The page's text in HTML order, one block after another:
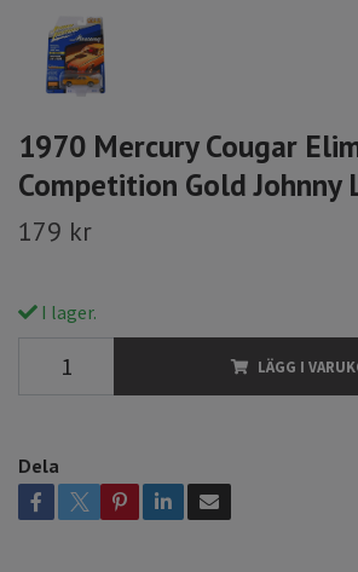
1970 Mercury Cougar
Competition Gold Johnny
179 kr
I lager.
LÄGG I
Dela